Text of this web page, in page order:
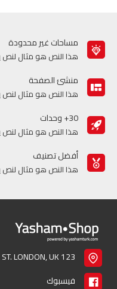
مساحات غير محدودة
هذا النص هو مثال
منشئ الصفحة
هذا النص هو مثال
30+ وحدات
هذا النص هو مثال
أفضل تصنيف
هذا النص هو مثال
123 MAIN ST. LONDON, UK
فيسبوك